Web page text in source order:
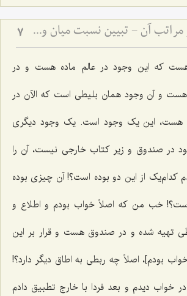
حقیقت وجود و مراتب آن - تبیین نسبت میان وجود بالصرافه و تعینات محدود 7
که این وجود در عالم ماده هست و در
هست و آن وجود همان بلیطی است که الآن در
هست، این یک وجود است. یک وجود دیگری
در صندوق و زیر کتاب خارجی نیست، آن را
کدام‌یک از این دو بوده است؟! آن چیزی بوده
خب من که اصلاً خواب بودم و اطلاع و
تهیه شده و در صندوق هست و قرار بر این
بودم]، اصلاً چه ربطی به اطاق دیگر دارد؟!
خواب دیدم و بعد فردا با خارج تطبیق دادم